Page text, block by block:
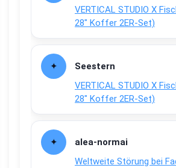
VERTICAL STUDIO X
28″ Koffer 2ER-Set)
Seestern
VERTICAL STUDIO X
28″ Koffer 2ER-Set)
alea-normai
Weltweite Störung bei